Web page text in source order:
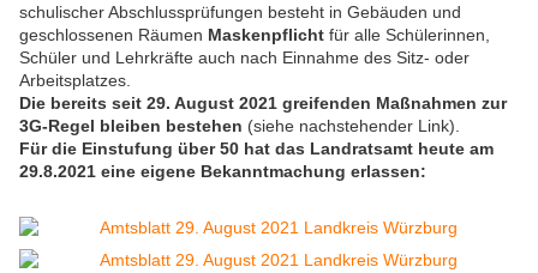
schulischer Abschlussprüfungen besteht in Gebäuden und
geschlossenen Räumen Maskenpflicht für alle Schülerinnen,
Schüler und Lehrkräfte auch nach Einnahme des Sitz- oder
Arbeitsplatzes.
Die bereits seit 29. August 2021 greifenden Maßnahmen zur
3G-Regel bleiben bestehen (siehe nachstehender Link).
Für die Einstufung über 50 hat das Landratsamt heute am
29.8.2021 eine eigene Bekanntmachung erlassen: